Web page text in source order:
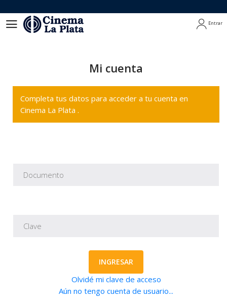
Entrar
Mi cuenta
Completa tus datos para acceder a tu cuenta en
Cinema La Plata .
INGRESAR
Olvidé mi clave de acceso
Aún no tengo cuenta de usuario...